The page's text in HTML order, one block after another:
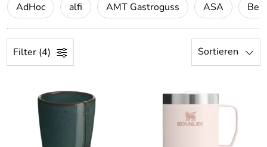
AdHoc alfi AMT Gastroguss ASA
Filter (4) Sortieren